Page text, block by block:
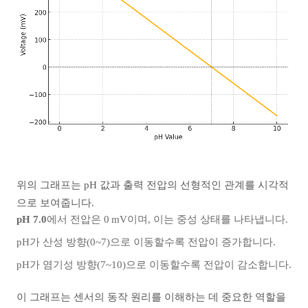
위의 그래프는 pH 값과 출력 전압의 선형적인 관계를 시각적
으로 보여줍니다.
pH 7.0에서 전압은 0 mV이며, 이는 중성 상태를 나타냅니다.
pH가 산성 방향(0~7)으로 이동할수록 전압이 증가합니다.
pH가 염기성 방향(7~10)으로 이동할수록 전압이 감소합니다.
이 그래프는 센서의 동작 원리를 이해하는 데 중요한 역할을